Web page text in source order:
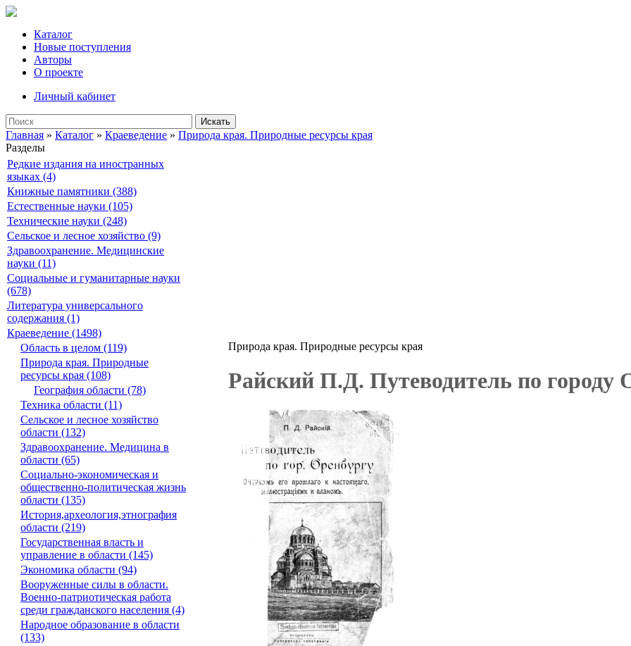
Каталог
Новые поступления
Авторы
О проекте
Личный кабинет
Искать
Главная » Каталог » Краеведение » Природа края. Природные ресурсы края
Разделы
Редкие издания на иностранных
языках (4)
Книжные памятники (388)
Естественные науки (105)
Технические науки (248)
Сельское и лесное хозяйство (9)
Здравоохранение. Медицинские
науки (11)
Социальные и гуманитарные науки
(678)
Литература универсального
содержания (1)
Краеведение (1498)
Область в целом (119)
Природа края. Природные
ресурсы края (108)
География области (78)
Техника области (11)
Сельское и лесное хозяйство
области (132)
Здравоохранение. Медицина в
области (65)
Социально-экономическая и
общественно-политическая жизнь
области (135)
История,археология,этнография
области (219)
Государственная власть и
управление в области (145)
Экономика области (94)
Вооруженные силы в области.
Военно-патриотическая работа
среди гражданского населения (4)
Народное образование в области
(133)
Природа края. Природные ресурсы края
Райский П.Д. Путеводитель по городу